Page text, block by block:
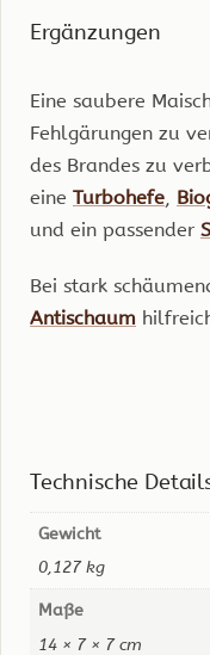
Ergänzungen
Eine saubere
Fehlgärungen zu
des Brandes zu
eine Turbohefe,
und ein passender
Bei stark
Antischaum
Technische
Gewicht
0,127 kg
Maße
14 × 7 × 7 cm